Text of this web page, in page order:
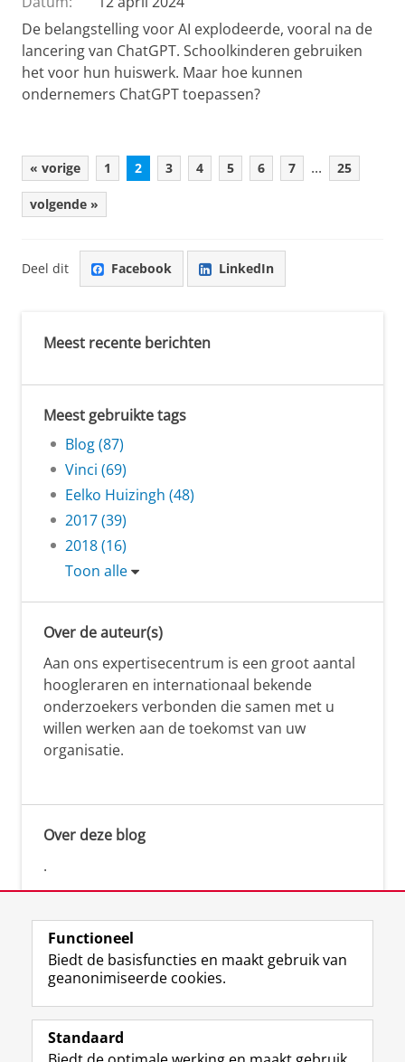
De belangstelling voor AI explodeerde, vooral na de
lancering van ChatGPT. Schoolkinderen gebruiken
het voor hun huiswerk. Maar hoe kunnen
ondernemers ChatGPT toepassen?
« vorige 1 2 3 4 5 6 7 ... 25
volgende »
Deel dit Facebook LinkedIn
Meest recente berichten
Meest gebruikte tags
Blog (87)
Vinci (69)
Eelko Huizingh (48)
2017 (39)
2018 (16)
Toon alle
Over de auteur(s)
Aan ons expertisecentrum is een groot aantal
hoogleraren en internationaal bekende
onderzoekers verbonden die samen met u
willen werken aan de toekomst van uw
organisatie.
Over deze blog
.
Volg de RUG
F
a
L
i
R
S
I
n
Y
o
Functioneel
Biedt de basisfuncties en maakt gebruik van
geanonimiseerde cookies.
Standaard